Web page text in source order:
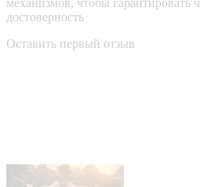
достоверность
Оставить первый отзыв